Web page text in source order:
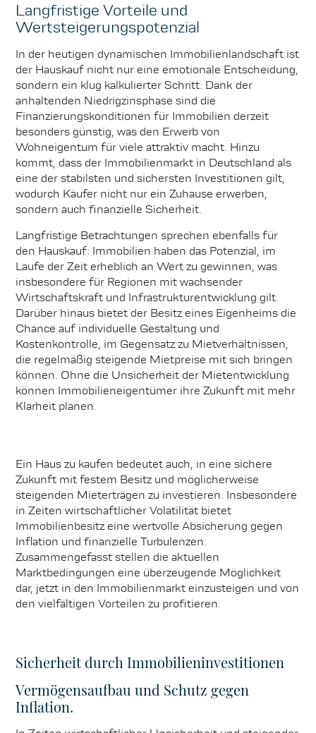
Langfristige Vorteile und
Wertsteigerungspotenzial
In der heutigen dynamischen Immobilienlandschaft ist
der Hauskauf nicht nur eine emotionale Entscheidung,
sondern ein klug kalkulierter Schritt. Dank der
anhaltenden Niedrigzinsphase sind die
Finanzierungskonditionen für Immobilien derzeit
besonders günstig, was den Erwerb von
Wohneigentum für viele attraktiv macht. Hinzu
kommt, dass der Immobilienmarkt in Deutschland als
eine der stabilsten und sichersten Investitionen gilt,
wodurch Käufer nicht nur ein Zuhause erwerben,
sondern auch finanzielle Sicherheit.
Langfristige Betrachtungen sprechen ebenfalls für
den Hauskauf: Immobilien haben das Potenzial, im
Laufe der Zeit erheblich an Wert zu gewinnen, was
insbesondere für Regionen mit wachsender
Wirtschaftskraft und Infrastrukturentwicklung gilt.
Darüber hinaus bietet der Besitz eines Eigenheims die
Chance auf individuelle Gestaltung und
Kostenkontrolle, im Gegensatz zu Mietverhältnissen,
die regelmäßig steigende Mietpreise mit sich bringen
können. Ohne die Unsicherheit der Mietentwicklung
können Immobilieneigentümer ihre Zukunft mit mehr
Klarheit planen.
Ein Haus zu kaufen bedeutet auch, in eine sichere
Zukunft mit festem Besitz und möglicherweise
steigenden Mieterträgen zu investieren. Insbesondere
in Zeiten wirtschaftlicher Volatilität bietet
Immobilienbesitz eine wertvolle Absicherung gegen
Inflation und finanzielle Turbulenzen.
Zusammengefasst stellen die aktuellen
Marktbedingungen eine überzeugende Möglichkeit
dar, jetzt in den Immobilienmarkt einzusteigen und von
den vielfältigen Vorteilen zu profitieren.
Sicherheit durch Immobilieninvestitionen
Vermögensaufbau und Schutz gegen
Inflation.